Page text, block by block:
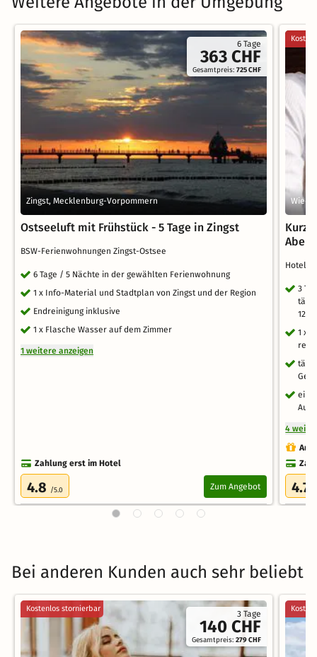
6 Tage
363 CHF
Gesamtpreis:725 CHF
Zingst, Mecklenburg-Vorpommern
Ostseeluft mit Frühstück - 5 Tage in Zingst
BSW-Ferienwohnungen Zingst-Ostsee
6 Tage / 5 Nächte in der gewählten Ferienwohnung
1 x Info-Material und Stadtplan von Zingst und der Region
Endreinigung inklusive
1 x Flasche Wasser auf dem Zimmer
1 weitere anzeigen
Zahlung erst im Hotel
4.8 /5.0 Zum Angebot
Wieck
Hotel
3
12
1 x
ein
4
4.7
Bei anderen Kunden auch sehr beliebt
3 Tage
140 CHF
Gesamtpreis:279 CHF
Kostenlos stornierbar